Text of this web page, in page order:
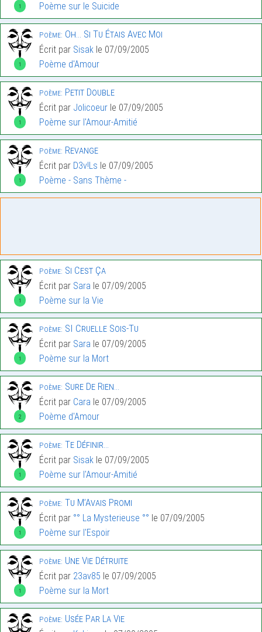
1
Poème sur le Suicide
1
Poème: Oh… Si Tu Étais Avec Moi
Écrit par Sisak le 07/09/2005
Poème d'Amour
1
Poème: Petit Double
Écrit par Jolicoeur le 07/09/2005
Poème sur l'Amour-Amitié
1
Poème: Revange
Écrit par D3v!Ls le 07/09/2005
Poème - Sans Thème -
1
Poème: Si Cest Ça
Écrit par Sara le 07/09/2005
Poème sur la Vie
1
Poème: SI Cruelle Sois-Tu
Écrit par Sara le 07/09/2005
Poème sur la Mort
2
Poème: Sure De Rien…
Écrit par Cara le 07/09/2005
Poème d'Amour
1
Poème: Te Définir…
Écrit par Sisak le 07/09/2005
Poème sur l'Amour-Amitié
1
Poème: Tu M’Avais Promi
Écrit par °° La Mysterieuse °° le 07/09/2005
Poème sur l'Espoir
1
Poème: Une Vie Détruite
Écrit par 23av85 le 07/09/2005
Poème sur la Mort
Poème: Usée Par La Vie